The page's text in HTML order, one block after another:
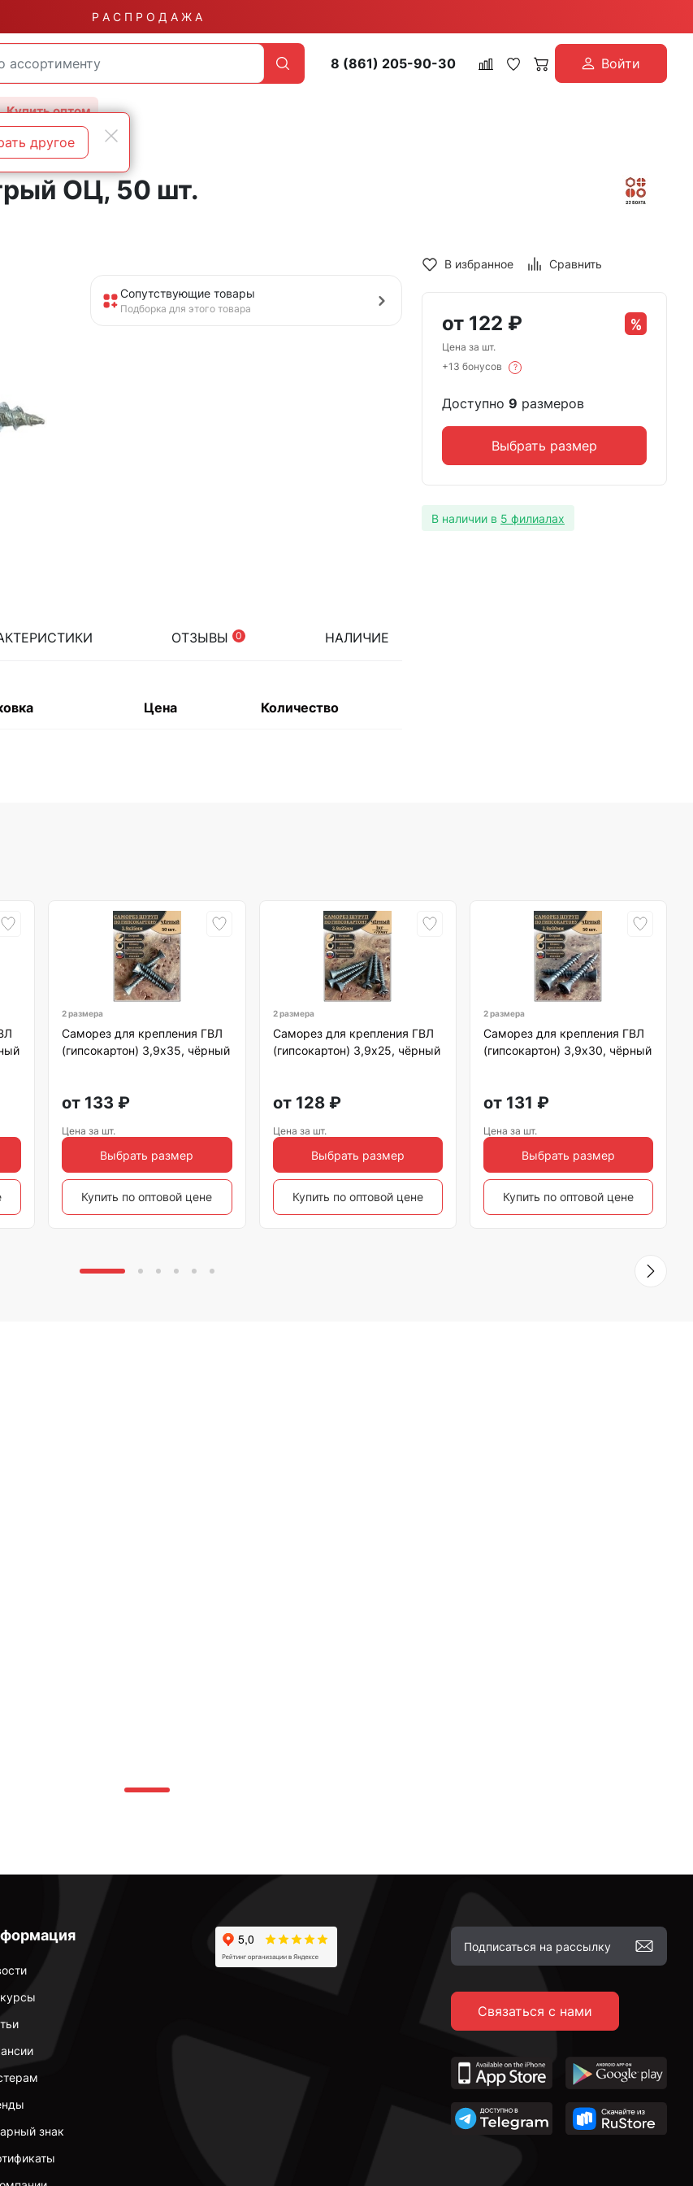
Р А С П Р О Д А Ж А
8 (861) 205-90-30 Войти
Купить оптом
ОЦ, 50 шт.
Сопутствующие товары
Подборка для этого товара
ОТЗЫВЫ 0 НАЛИЧИЕ
Цена Количество
В избранное Сравнить
от 122 ₽
Цена за шт.
+13 бонусов
?
Доступно 9 размеров
Выбрать размер
В наличии в 5 филиалах
2 размера
Саморез для крепления ГВЛ
(гипсокартон) 3,9х35, чёрный
от 133 ₽
Цена за шт.
Выбрать размер
Купить по оптовой цене
2 размера
Саморез для крепления ГВЛ
(гипсокартон) 3,9х25, чёрный
от 128₽
Цена за шт.
Выбрать размер
Купить по оптовой цене
2 размера
Саморез для крепления ГВЛ
(гипсокартон) 3,9х30, чёрный
от 131 ₽
Цена за шт.
Выбрать размер
Купить по оптовой цене
знак
Связаться с нами
другое